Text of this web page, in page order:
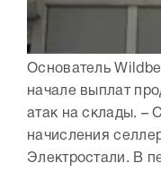
Основатель
начале выплат
атак на склады. –
начисления
Электростали. В